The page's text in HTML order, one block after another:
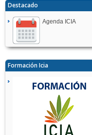
Destacado
Agenda ICIA
Formación Icia